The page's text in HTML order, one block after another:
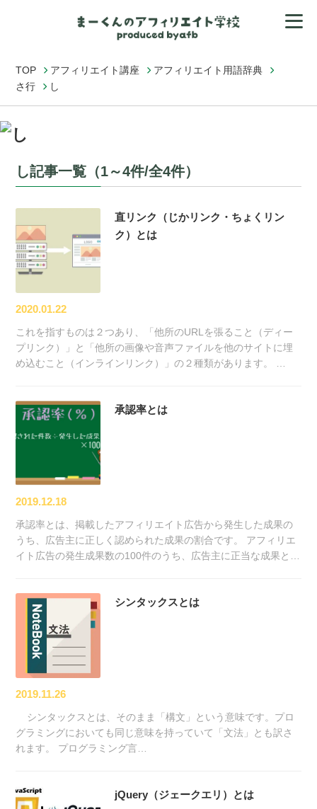
TOP アフィリエイト講座
アフィリエイト用語辞典
さ行
し
し記事一覧（1～4件/全4件）
直リンク（じかリンク・ちょくリン
ク）とは
2020.01.22
これを指すものは２つあり、「他所のURLを張ること（ディー
プリンク）」と「他所の画像や音声ファイルを他のサイトに埋
め込むこと（インラインリンク）」の２種類があります。 …
承認率とは
2019.12.18
承認率とは、掲載したアフィリエイト広告から発生した成果の
うち、広告主に正しく認められた成果の割合です。 アフィリエ
イト広告の発生成果数の100件のうち、広告主に正当な成果と…
シンタックスとは
2019.11.26
シンタックスとは、そのまま「構文」という意味です。プロ
グラミングにおいても同じ意味を持っていて「文法」とも訳さ
れます。 プログラミング言…
jQuery（ジェークエリ）とは